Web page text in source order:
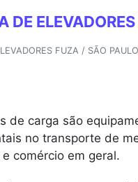
DE
FUZA / SÃO
de carga são
no transporte de
comércio em geral.